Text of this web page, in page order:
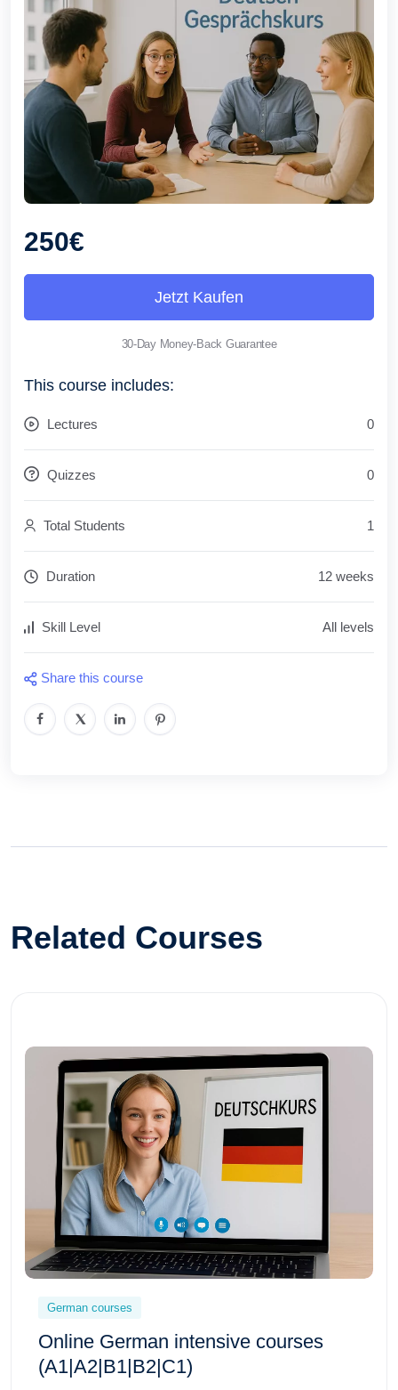
250€
Jetzt Kaufen
30-Day Money-Back Guarantee
This course includes:
Lectures 0
Quizzes 0
Total Students 1
Duration 12 weeks
Skill Level All levels
Share this course
Related Courses
German courses
Online German intensive courses
(A1|A2|B1|B2|C1)